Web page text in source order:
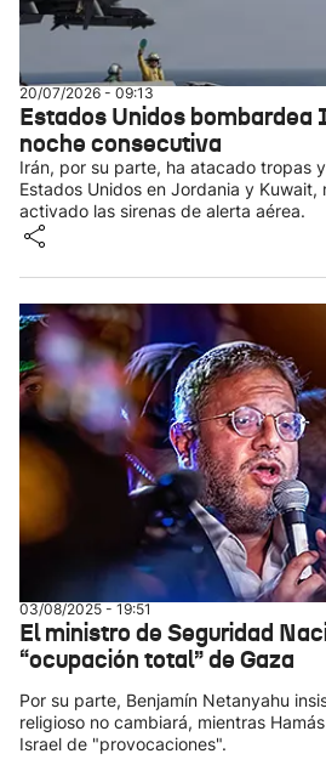
20/07/2026 - 09:13
Estados Unidos bombardea
noche consecutiva
Irán, por su parte, ha atacado tropas
Estados Unidos en Jordania y Kuwait,
activado las sirenas de alerta aérea.
03/08/2025 - 19:51
El ministro de Seguridad
“ocupación total” de Gaza
Por su parte, Benjamín Netanyahu
religioso no cambiará, mientras
Israel de "provocaciones".